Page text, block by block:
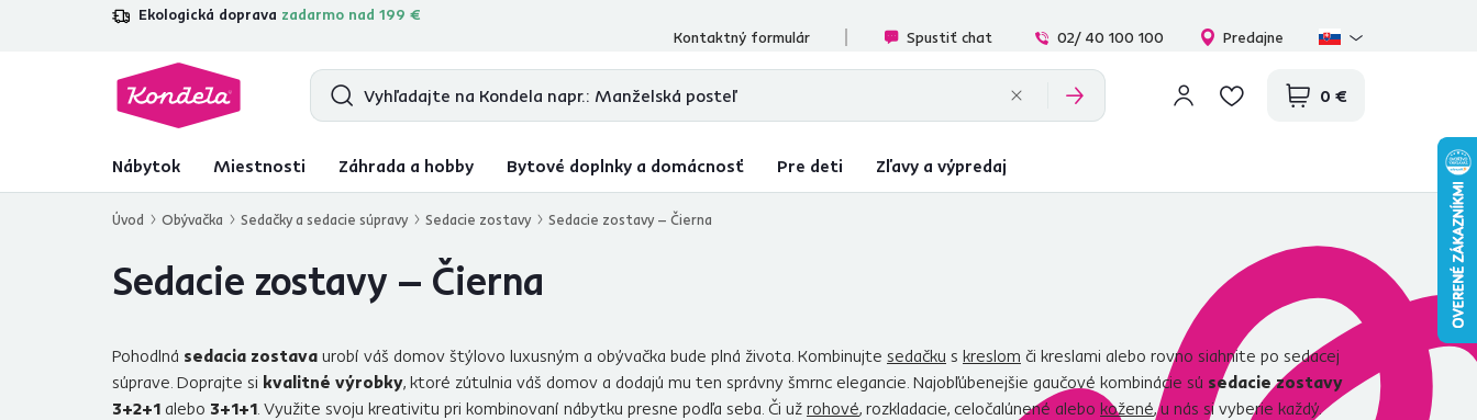
Ekologická doprava zadarmo nad 199 €
4,7 31 157overených produktových recenzií
Kontaktný formulár
Spustiť chat 02/ 40 100 100 Predajne
0 €
Nábytok Miestnosti Záhrada a hobby Bytové doplnky a domácnosť Pre deti Zľavy a výpredaj
Úvod Obývačka Sedačky a sedacie súpravy Sedacie zostavy Sedacie zostavy – Čierna
Sedacie zostavy – Čierna
Pohodlná sedacia zostava urobí váš domov štýlovo luxusným a obývačka bude plná života. Kombinujte sedačku s kreslom či kreslami alebo rovno siahnite po sedacej
súprave. Doprajte si kvalitné výrobky, ktoré zútulnia váš domov a dodajú mu ten správny šmrnc elegancie. Najobľúbenejšie gaučové kombinácie sú sedacie zostavy
3+2+1 alebo 3+1+1 . Využite svoju kreativitu pri kombinovaní nábytku presne podľa seba. Či už rohové, rozkladacie, celočalúnené alebo kožené, u nás si vyberie každý.